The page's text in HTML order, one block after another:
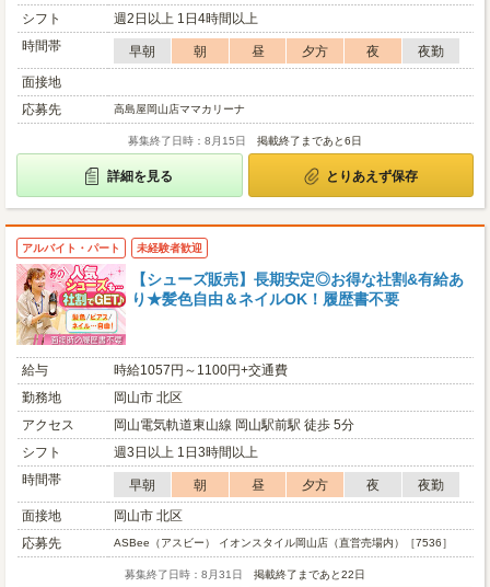
シフト
週2日以上 1日4時間以上
時間帯
早朝 朝 昼 夕方 夜
夜勤
面接地
応募先
高島屋岡山店ママカリーナ
募集終了日時：8月15日 掲載終了まであと6日
詳細を見る とりあえず保存
アルバイト・パート 未経験者歓迎
【シューズ販売】長期安定◎お得な社割&有給あ
り★髪色自由＆ネイルOK！履歴書不要
給与
時給1057円～1100円+交通費
勤務地
岡山市 北区
アクセス
岡山電気軌道東山線 岡山駅前駅 徒歩 5分
シフト
週3日以上 1日3時間以上
時間帯
早朝 朝 昼 夕方 夜
夜勤
面接地
岡山市 北区
応募先
ASBee（アスビー） イオンスタイル岡山店（直営売場内）［7536］
募集終了日時：8月31日 掲載終了まであと22日